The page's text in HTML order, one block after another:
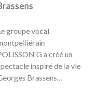
groupe vocal
a créé un
inspiré de la vie
Brassens…